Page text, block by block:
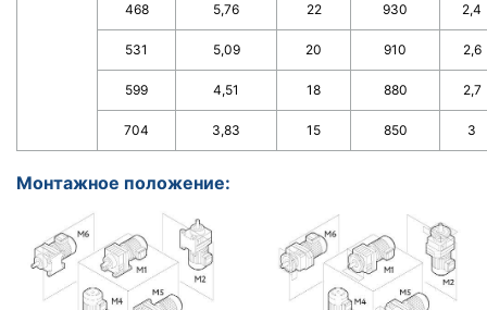
468 5,76 22 930 2,4
531 5,09 20 910 2,6
599 4,51 18 880 2,7
704 3,83 15 850 3
Монтажное положение: